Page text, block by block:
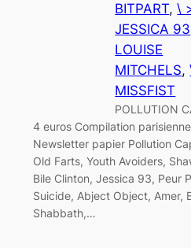
BITPART, \
JESSICA 93
LOUISE
MITCHELS,
MISSFIST
POLLUTION
4 euros Compilation
Newsletter papier Pollution
Old Farts, Youth Avoiders,
Bile Clinton, Jessica 93, Peur
Suicide, Abject Object, Amer,
Shabbath,…